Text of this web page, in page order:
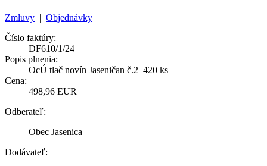
Zmluvy | Objednávky
Číslo faktúry:
DF610/1/24
Popis plnenia:
OcÚ tlač novín Jaseničan č.2_420 ks
Cena:
498,96 EUR
Odberateľ:
Obec Jasenica
Dodávateľ: